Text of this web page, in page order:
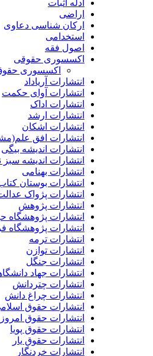
ادله اثبات
اراضی
ارکان شناسی دعاوی
استخدامی
اصول فقه
اکسسوری حقوقی
اکسسوری
انتشارات آریاداد
انتشارات آوای حکمت
انتشارات اداک
انتشارات ارشد
انتشارات اشکان
انتشارات افق
انتشارات اندیشه بیگی
انتشارات اندیشه سبز
انتشارات بهنامی
انتشارات بوستان
انتشارات پژواک
انتشارات پژوهش
انتشارات پژوهشگاه
انتشارات پژوهشگاه
انتشارات ترمه
انتشارات توازن
انتشارات جنگل
انتشارات جهاد
انتشارات چتردانش
انتشارات چراغ دانش
انتشارات حقوق
انتشارات حقوق امروز
انتشارات حقوق پویا
انتشارات حقوق یار
انتشارات خردنگار